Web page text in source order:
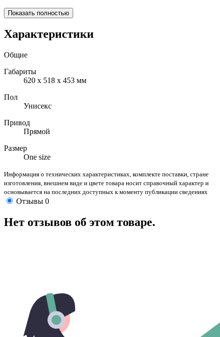
Показать полностью
Характеристики
Общие
Габариты
620 х 518 х 453 мм
Пол
Унисекс
Привод
Прямой
Размер
One size
Информация о технических характеристиках, комплекте поставки, стране
изготовления, внешнем виде и цвете товара носит справочный характер и
основывается на последних доступных к моменту публикации сведениях
Отзывы 0
Нет отзывов об этом товаре.